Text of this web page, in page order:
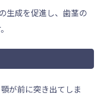
生成を促進し、歯茎の
が前に突き出てしま